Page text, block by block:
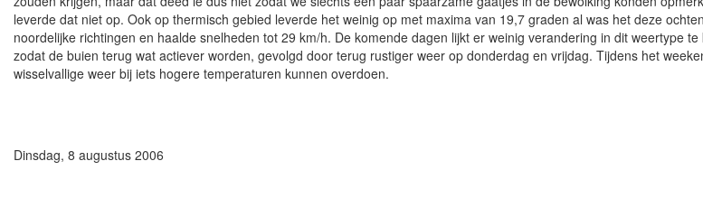
leverde dat niet op. Ook op thermisch gebied leverde het weinig op met maxima van 19,7 graden al was het deze
noordelijke richtingen en haalde snelheden tot 29 km/h. De komende dagen lijkt er weinig verandering in dit weertype
zodat de buien terug wat actiever worden, gevolgd door terug rustiger weer op donderdag en vrijdag. Tijdens het
wisselvallige weer bij iets hogere temperaturen kunnen overdoen.
Dinsdag, 8 augustus 2006